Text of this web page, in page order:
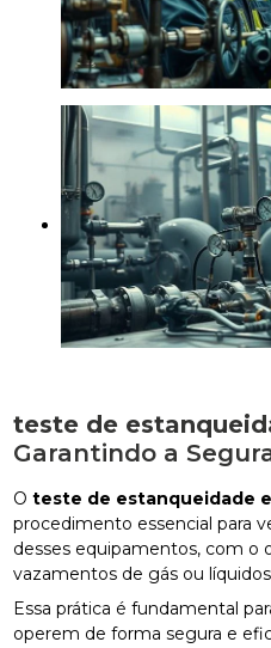
teste de
Garantindo a
Oteste de estanqueidade
procedimento essencial para
desses equipamentos, com o
vazamentos de gás ou
Essa prática é fundamental
operem de forma segura e